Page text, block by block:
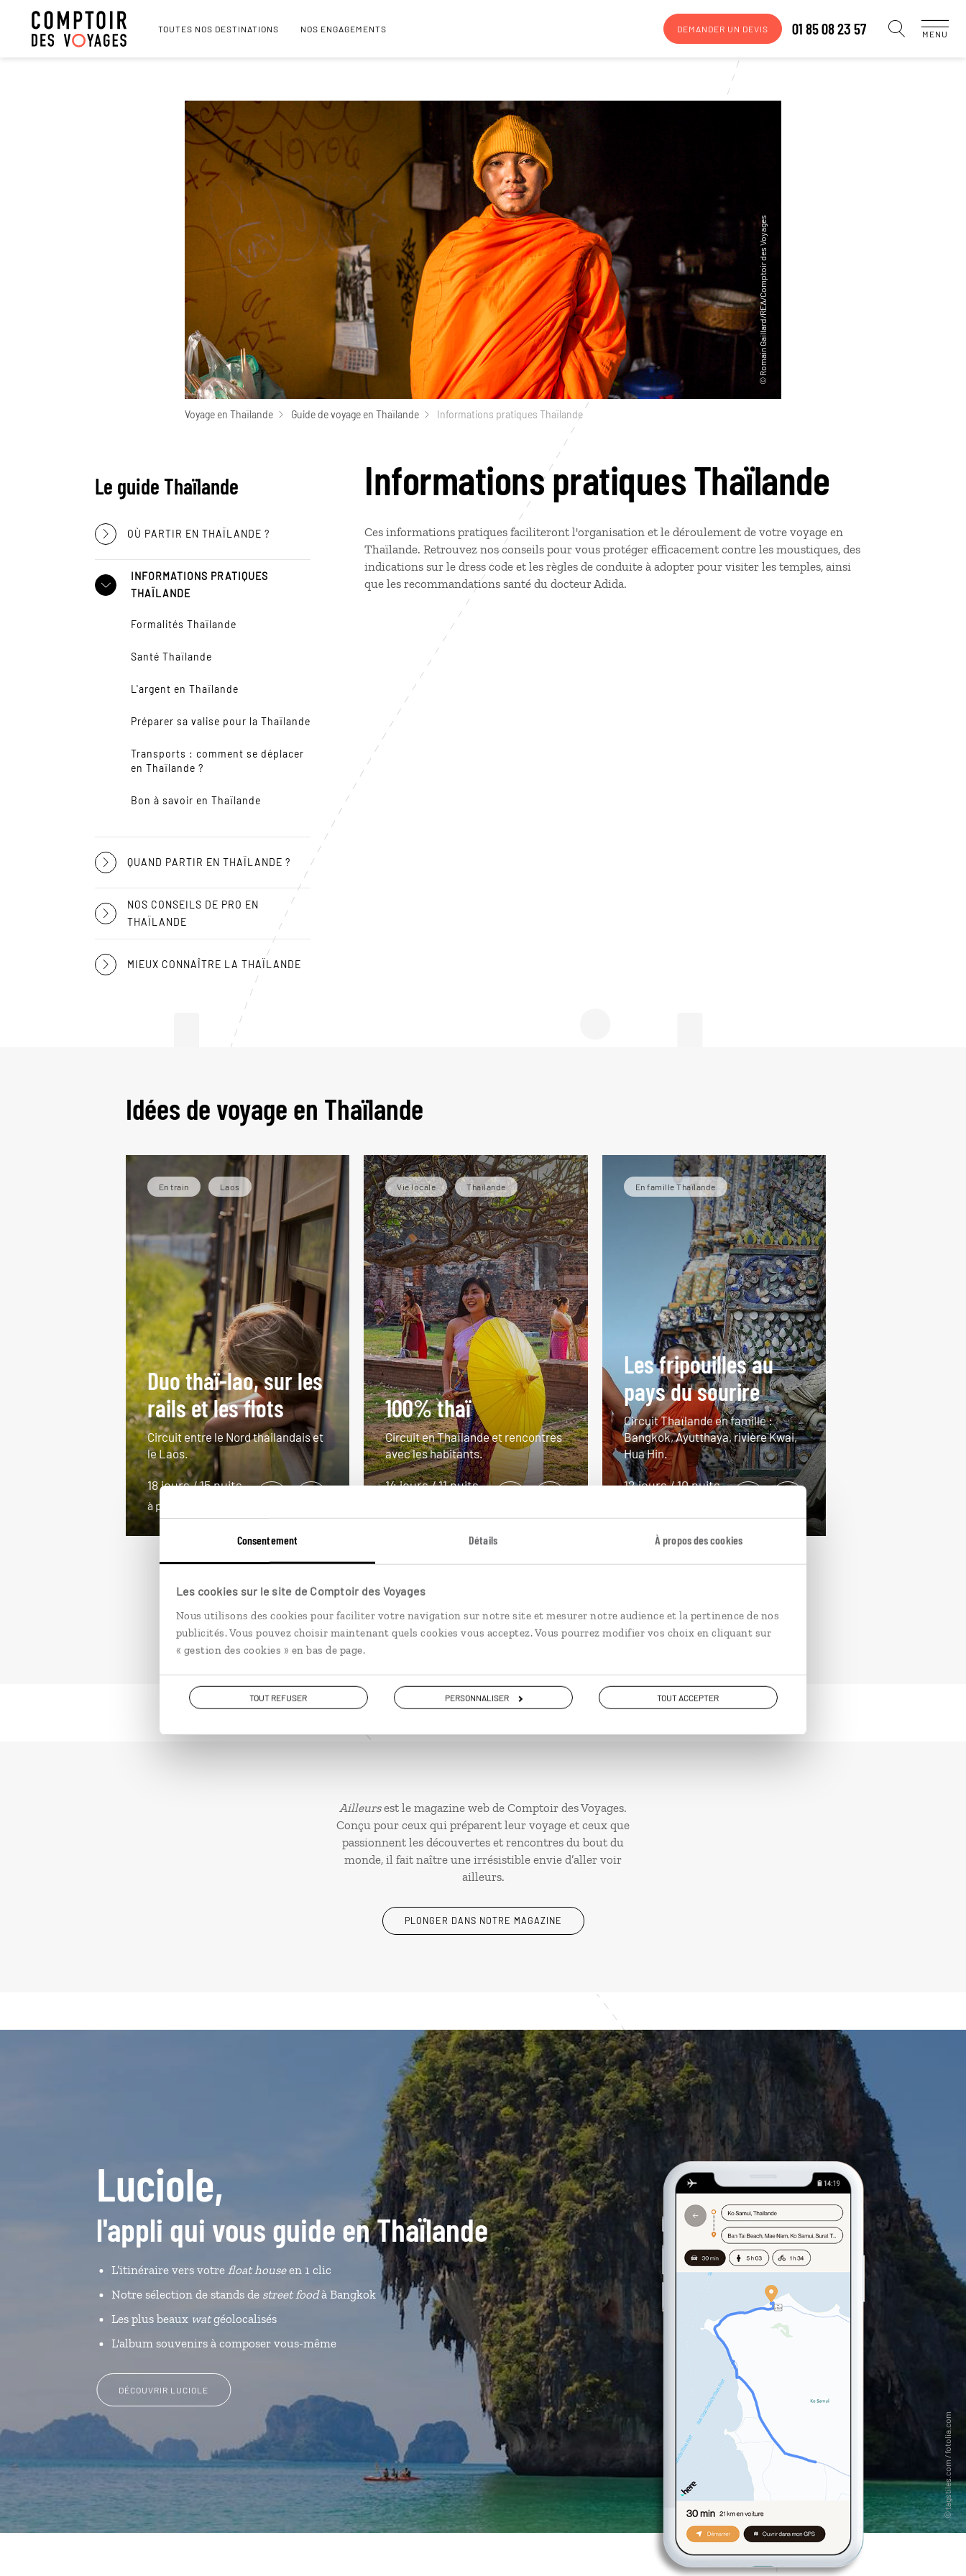
Consentement Détails À propos des cookies
Les cookies sur le site de Comptoir des Voyages
Nous utilisons des cookies pour faciliter votre navigation sur notre site et mesurer notre audience et la pertinence de nos
publicités. Vous pouvez choisir maintenant quels cookies vous acceptez. Vous pourrez modifier vos choix en cliquant sur
« gestion des cookies » en bas de page.
TOUT REFUSER PERSONNALISER TOUT ACCEPTER
TOUTES NOS DESTINATIONS NOS ENGAGEMENTS DEMANDER UN DEVIS 01 85 08 23 57 MENU
Voyage en Thaïlande Guide de voyage en Thaïlande Informations pratiques Thaïlande
Le guide
Le guide Thaïlande
OÙ PARTIR EN THAÏLANDE ?
INFORMATIONS PRATIQUES
THAÏLANDE
Formalités Thaïlande
Santé Thaïlande
L'argent en Thaïlande
Préparer sa valise pour la Thaïlande
Transports : comment se déplacer
en Thaïlande ?
Bon à savoir en Thaïlande
QUAND PARTIR EN THAÏLANDE ?
NOS CONSEILS DE PRO EN
THAÏLANDE
MIEUX CONNAÎTRE LA THAÏLANDE
Informations pratiques Thaïlande
Ces informations pratiques faciliteront l'organisation et le déroulement de votre voyage en
Thaïlande. Retrouvez nos conseils pour vous protéger efficacement contre les moustiques, des
indications sur le dress code et les règles de conduite à adopter pour visiter les temples, ainsi
que les recommandations santé du docteur Adida.
Idées de voyage en Thaïlande
En train Laos
Duo thaï-lao, sur les
rails et les flots
Circuit entre le Nord thailandais et
le Laos.
18 jours / 15 nuits
à partir de 3800€
Vie locale Thaïlande
100% thaï
Circuit en Thaïlande et rencontres
avec les habitants.
14 jours / 11 nuits
En famille Thaïlande
Les fripouilles au
pays du sourire
Circuit Thaïlande en famille :
Bangkok, Ayutthaya, rivière Kwai,
Hua Hin.
12 jours / 10 nuits
VOIR NOS 12 IDÉES DE VOYAGE EN THAÏLANDE
Ailleursest le magazine web de Comptoir des Voyages.
Conçu pour ceux qui préparent leur voyage et ceux que
passionnent les découvertes et rencontres du bout du
monde, il fait naître une irrésistible envie d’aller voir
ailleurs.
PLONGER DANS NOTRE MAGAZINE
Luciole,
l'appli qui vous guide en Thaïlande
L’itinéraire vers votre float houseen 1 clic
Notre sélection de stands de street foodà Bangkok
Les plus beaux watgéolocalisés
L'album souvenirs à composer vous-même
DÉCOUVRIR LUCIOLE